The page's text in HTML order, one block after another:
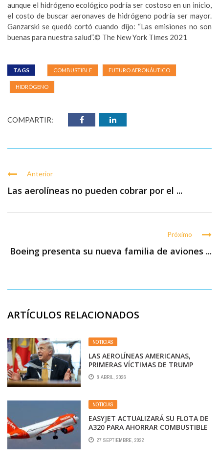
aunque el hidrógeno ecológico podría ser costoso en un inicio,
el costo de buscar aeronaves de hidrógeno podría ser mayor.
Ganzarski se quedó cortó cuando dijo: “Las emisiones no son
buenas para nuestra salud”.© The New York Times 2021
TAGS COMBUSTIBLE FUTURO AERONÁUTICO
HIDRÓGENO
COMPARTIR:
Anterior
Las aerolíneas no pueden cobrar por el ...
Próximo
Boeing presenta su nueva familia de aviones ...
ARTÍCULOS RELACIONADOS
NOTICIAS
LAS AEROLÍNEAS AMERICANAS,
PRIMERAS VÍCTIMAS DE TRUMP
8 ABRIL, 2026
NOTICIAS
EASYJET ACTUALIZARÁ SU FLOTA DE
A320 PARA AHORRAR COMBUSTIBLE
EN LOS DESCENSOS Y REDUCIR EL
RUIDO
27 SEPTIEMBRE, 2022